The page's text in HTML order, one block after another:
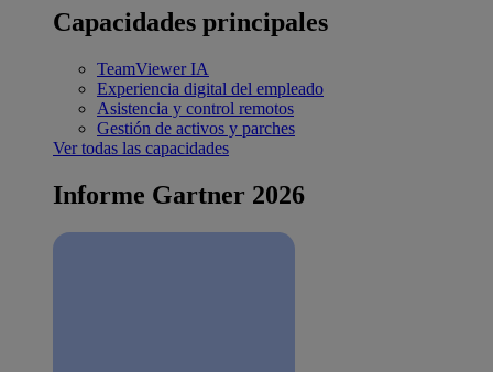
Capacidades principales
TeamViewer IA
Experiencia digital del empleado
Asistencia y control remotos
Gestión de activos y parches
Ver todas las capacidades
Informe Gartner 2026